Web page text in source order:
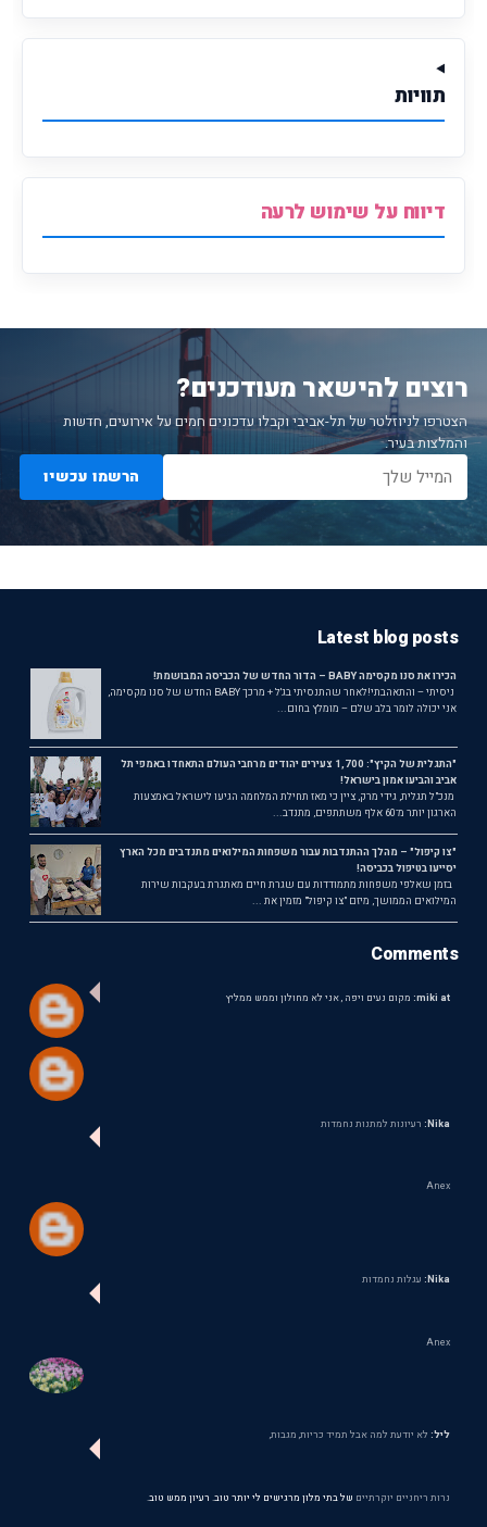
תוויות
דיווח על שימוש לרעה
רוצים להישאר מעודכנים?
הצטרפו לניוזלטר של תל-אביבי וקבלו עדכונים חמים על אירועים, חדשות
והמלצות בעיר.
הרשמו עכשיו
Latest blog posts
הכירו את סנו מקסימה BABY – הדור החדש של הכביסה המבושמת!
ניסיתי – והתאהבתי!לאחר שהתנסיתי בג'ל + מרכך BABY החדש של סנו מקסימה,
אני יכולה לומר בלב שלם – מומלץ בחום...
"התגלית של הקיץ": 1,700 צעירים יהודים מרחבי העולם התאחדו באמפי תל
אביב והביעו אמון בישראל!
מנכ"ל תגלית, גידי מרק, ציין כי מאז תחילת המלחמה הגיעו לישראל באמצעות
הארגון יותר מ־60 אלף משתתפים, מתנדב...
"צו קיפול" – מהלך ההתנדבות עבור משפחות המילואים מתנדבים מכל הארץ
יסייעו בטיפול בכביסה!
בזמן שאלפי משפחות מתמודדות עם שגרת חיים מאתגרת בעקבות שירות
המילואים הממושך, מיזם "צו קיפול" מזמין את ...
Comments
miki at: מקום נעים ויפה , אני לא מחולון וממש ממליץ
Nika: רעיונות למתנות נחמדות
Anex
Nika: עגלות נחמדות
Anex
ליל: לא יודעת למה אבל תמיד כריות, מגבות,
נרות ריחניים יוקרתיים של בתי מלון מרגישים לי יותר טוב. רעיון ממש טוב.